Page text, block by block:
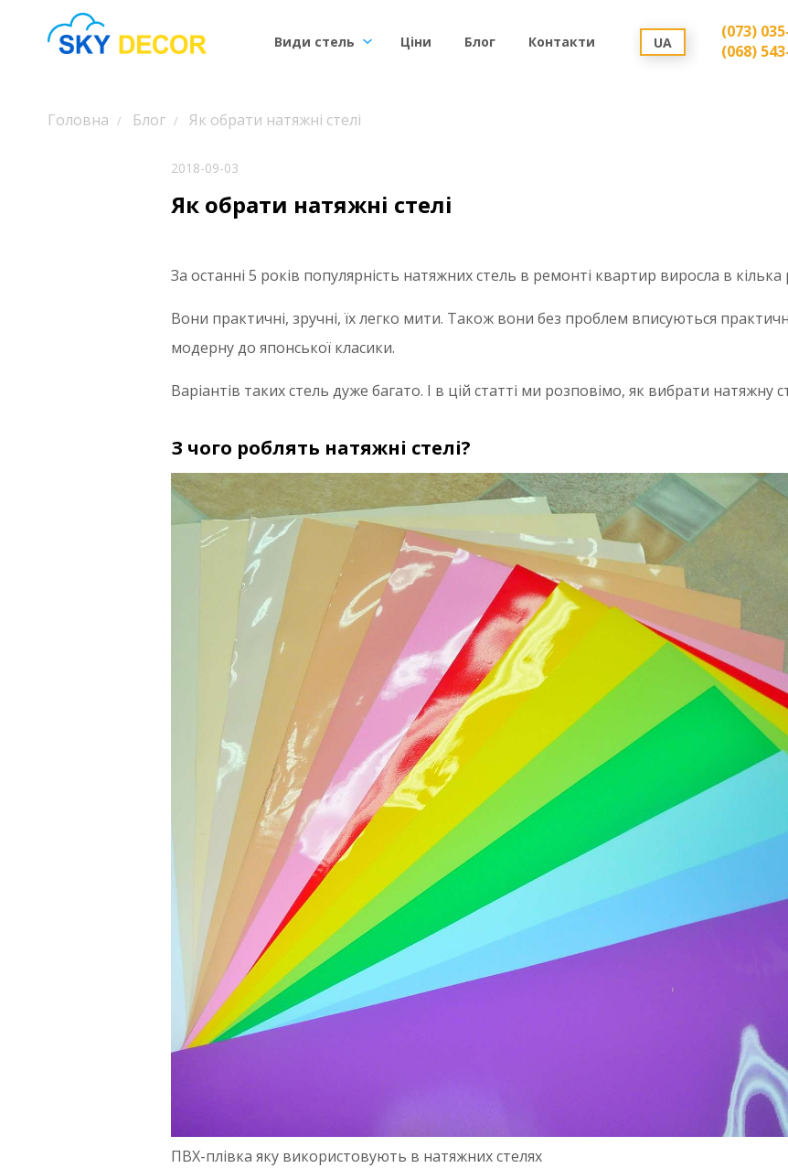
Види стель Ціни Блог Контакти UA
(073)
(068)
Головна Блог Як обрати натяжні стелі
2018-09-03
Як обрати натяжні стелі
За останні 5 років популярність натяжних стель в ремонті квартир виросла в кілька
Вони практичні, зручні, їх легко мити. Також вони без проблем вписуються
модерну до японської класики.
Варіантів таких стель дуже багато. І в цій статті ми розповімо, як вибрати натяжну
З чого роблять натяжні стелі?
ПВХ-плівка яку використовують в натяжних стелях